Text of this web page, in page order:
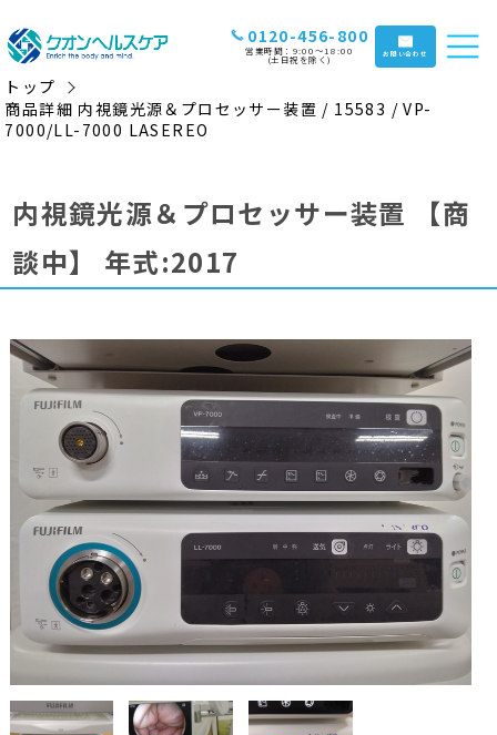
0120-456-800
営業時間：9:00〜18:00
(土日祝を除く) お問い合わせ
トップ
商品詳細 内視鏡光源＆プロセッサー装置 / 15583 / VP-
7000/LL-7000 LASEREO
内視鏡光源＆プロセッサー装置
【商
談中】
年式:2017